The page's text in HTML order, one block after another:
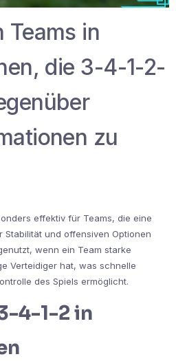
Teams in
die 3-4-1-2-
zu
effektiv für Teams, die eine
und offensiven Optionen
wenn ein Team starke
Verteidiger hat, was schnelle
des Spiels ermöglicht.
4-1-2 in